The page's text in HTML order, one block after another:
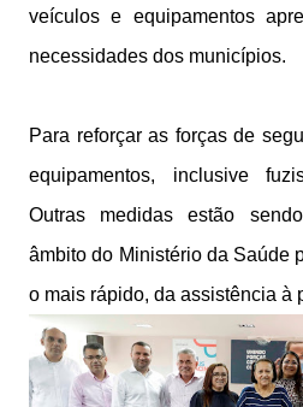
veículos e equipamentos
necessidades dos municípios.
Para reforçar as forças de
equipamentos, inclusive
Outras medidas estão
âmbito do Ministério da Saúde
o mais rápido, da assistência à